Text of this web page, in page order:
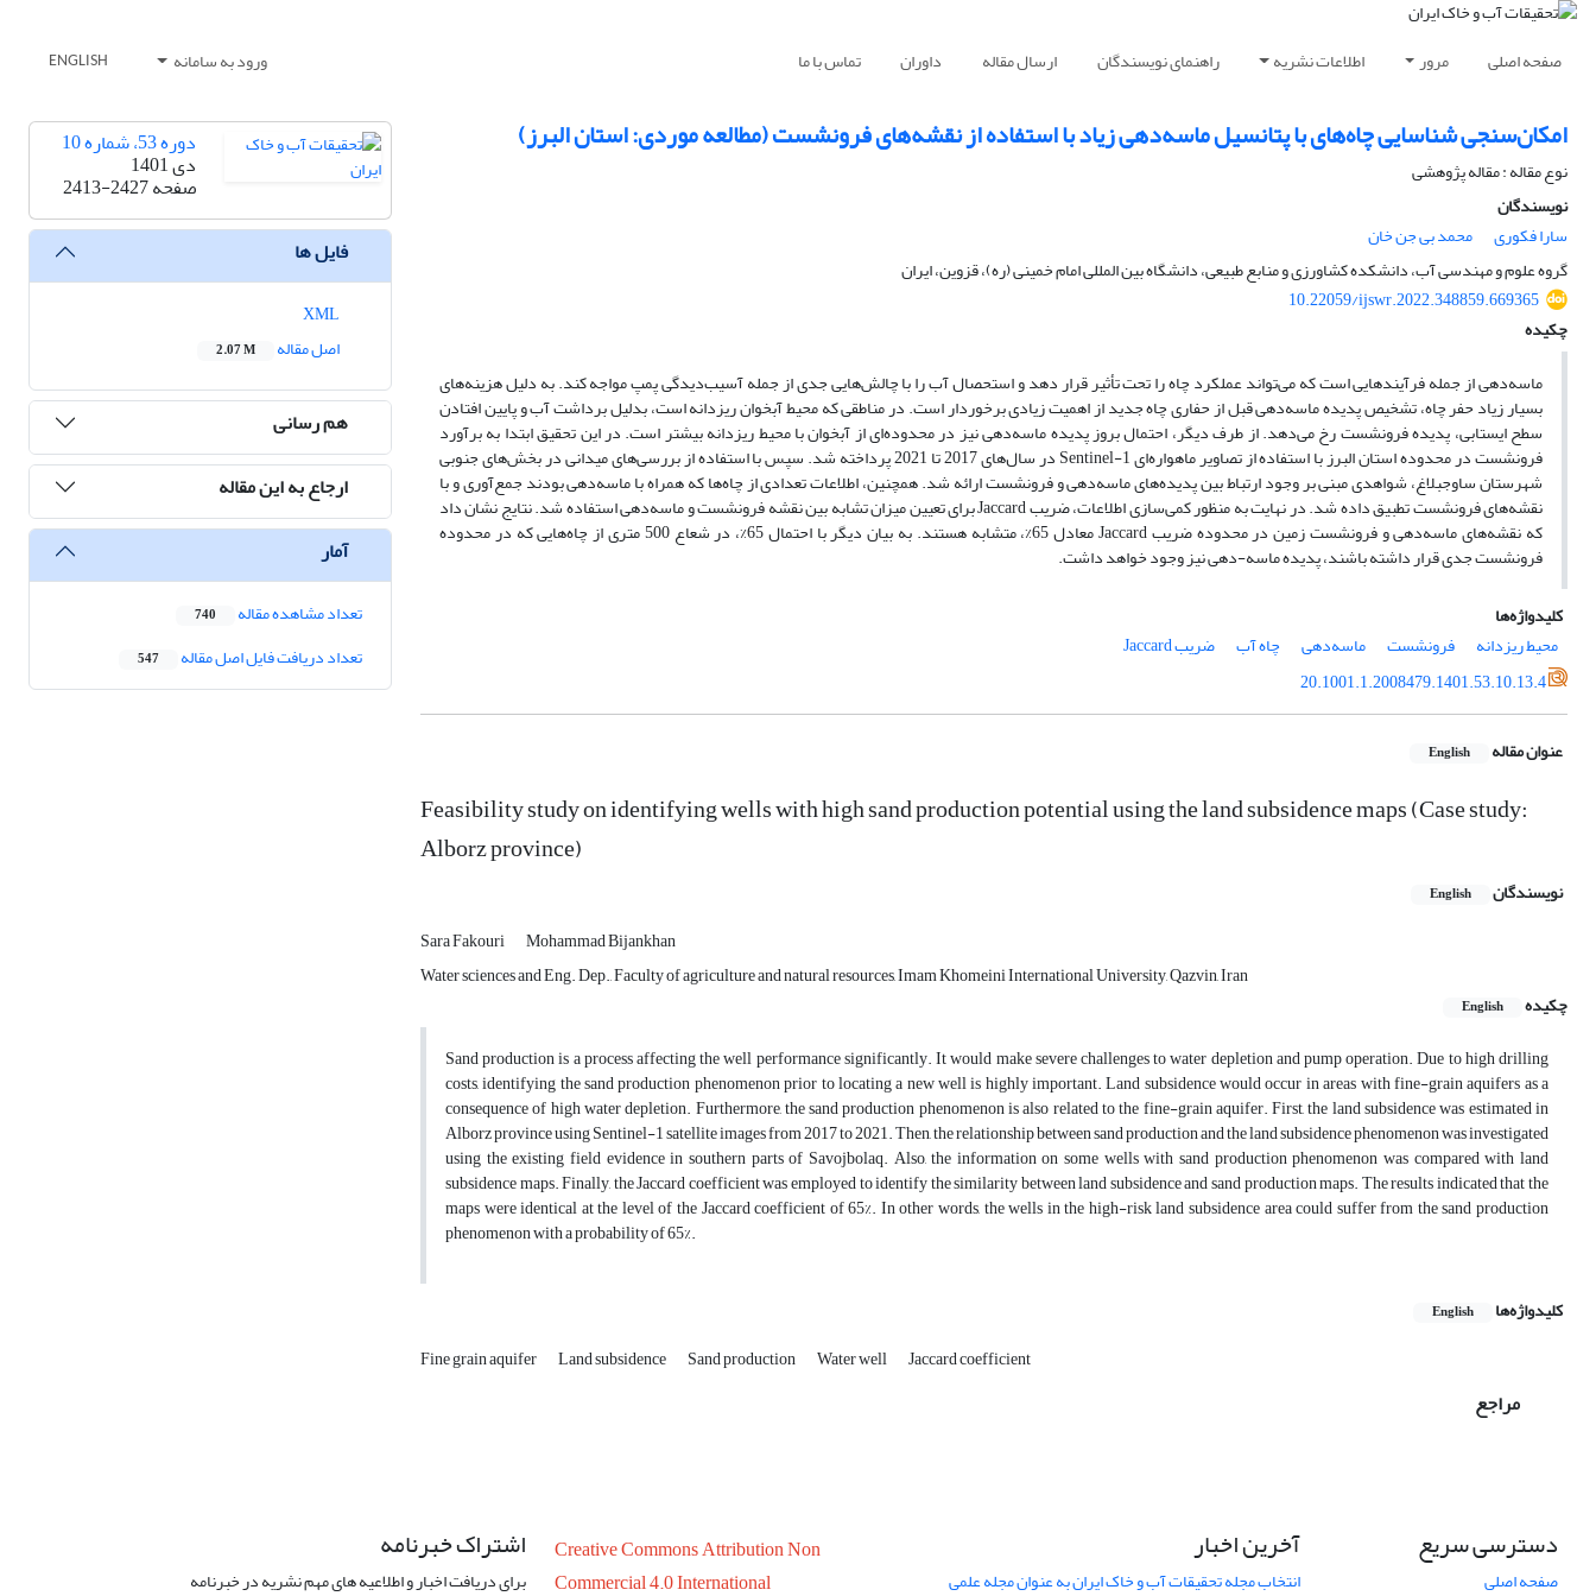
صفحه اصلی مرور اطلاعات نشریه راهنمای نویسندگان ارسال مقاله داوران تماس با ما ورود به سامانه ENGLISH
امکان‌سنجی شناسایی چاه‌های با پتانسیل ماسه‌دهی زیاد با استفاده از نقشه‌های فرونشست (مطالعه موردی: استان البرز)
نوع مقاله : مقاله پژوهشی
نویسندگان
سارا فکوری
محمد بی جن خان
گروه علوم و مهندسی آب، دانشکده کشاورزی و منابع طبیعی، دانشگاه بین المللی امام خمینی (ره)، قزوین، ایران
10.22059/ijswr.2022.348859.669365
چکیده
ماسه‌دهی از جمله فرآیندهایی است که می‌تواند عملکرد چاه را تحت تأثیر قرار دهد و استحصال آب را با چالش‌هایی جدی از جمله آسیب‌دیدگی پمپ مواجه کند. به دلیل هزینه‌های
بسیار زیاد حفر چاه، تشخیص پدیده ماسه‌دهی قبل از حفاری چاه جدید از اهمیت زیادی برخوردار است. در مناطقی که محیط آبخوان ریزدانه است، بدلیل برداشت آب و پایین افتادن
سطح ایستابی، پدیده فرونشست رخ می‌دهد. از طرف دیگر، احتمال بروز پدیده ماسه‌دهی نیز در محدوده‌ای از آبخوان با محیط ریزدانه بیشتر است. در این تحقیق ابتدا به برآورد
فرونشست در محدوده استان البرز با استفاده از تصاویر ماهواره‌ای Sentinel-1 در سال‌های 2017 تا 2021 پرداخته شد. سپس با استفاده از بررسی‌های میدانی در بخش‌های جنوبی
شهرستان ساوجبلاغ، شواهدی مبنی بر وجود ارتباط بین پدیده‌های ماسه‌دهی و فرونشست ارائه شد. همچنین، اطلاعات تعدادی از چاه‌ها که همراه با ماسه‌دهی بودند جمع‌آوری و با
نقشه‌های فرونشست تطبیق داده شد. در نهایت به منظور کمی‌سازی اطلاعات، ضریب Jaccard برای تعیین میزان تشابه بین نقشه‌ فرونشست و ماسه‌دهی استفاده شد. نتایج نشان داد
که نقشه‌های ماسه‌دهی و فرونشست زمین در محدوده ضریب Jaccard معادل 65%، متشابه هستند. به بیان دیگر با احتمال 65%، در شعاع 500 متری از چاه‌هایی که در محدوده
فرونشست جدی قرار داشته باشند، پدیده ماسه-دهی نیز وجود خواهد داشت.
کلیدواژه‌ها
محیط ریزدانه
فرونشست ماسه‌دهی چاه آب
ضریب Jaccard
20.1001.1.2008479.1401.53.10.13.4
عنوان مقاله English
Feasibility study on identifying wells with high sand production potential using the land subsidence maps (Case study:
Alborz province)
نویسندگان English
Sara Fakouri
Mohammad Bijankhan
Water sciences and Eng. Dep., Faculty of agriculture and natural resources, Imam Khomeini International University, Qazvin, Iran
چکیده
English
Sand production is a process affecting the well performance significantly. It would make severe challenges to water depletion and pump operation. Due to high drilling
costs, identifying the sand production phenomenon prior to locating a new well is highly important. Land subsidence would occur in areas with fine-grain aquifers as a
consequence of high water depletion. Furthermore, the sand production phenomenon is also related to the fine-grain aquifer. First, the land subsidence was estimated in
Alborz province using Sentinel-1 satellite images from 2017 to 2021. Then, the relationship between sand production and the land subsidence phenomenon was investigated
using the existing field evidence in southern parts of Savojbolaq. Also, the information on some wells with sand production phenomenon was compared with land
subsidence maps. Finally, the Jaccard coefficient was employed to identify the similarity between land subsidence and sand production maps. The results indicated that the
maps were identical at the level of the Jaccard coefficient of 65%. In other words, the wells in the high-risk land subsidence area could suffer from the sand production
phenomenon with a probability of 65%.
کلیدواژه‌ها English
Fine grain aquifer Land subsidence Sand production Water well Jaccard coefficient
مراجع
دوره 53، شماره 10
دی 1401
صفحه2413-2427
فایل ها
اصل مقاله
2.07 M
هم رسانی
ارجاع به این مقاله
آمار
تعداد مشاهده مقاله 740
تعداد دریافت فایل اصل مقاله 547
دسترسی سریع
صفحه اصلی
آخرین اخبار
انتخاب مجله تحقیقات آب و خاک ایران به عنوان مجله علمی
Creative Commons Attribution Non
Commercial 4.0 International
اشتراک خبرنامه
برای دریافت اخبار و اطلاعیه های مهم نشریه در خبرنامه